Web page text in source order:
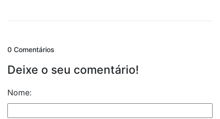
0 Comentários
Deixe o seu comentário!
Nome: